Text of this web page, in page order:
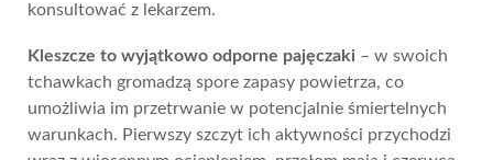
konsultować z lekarzem.
Kleszcze to wyjątkowo odporne pajęczaki – w swoich
tchawkach gromadzą spore zapasy powietrza, co
umożliwia im przetrwanie w potencjalnie śmiertelnych
warunkach. Pierwszy szczyt ich aktywności przychodzi